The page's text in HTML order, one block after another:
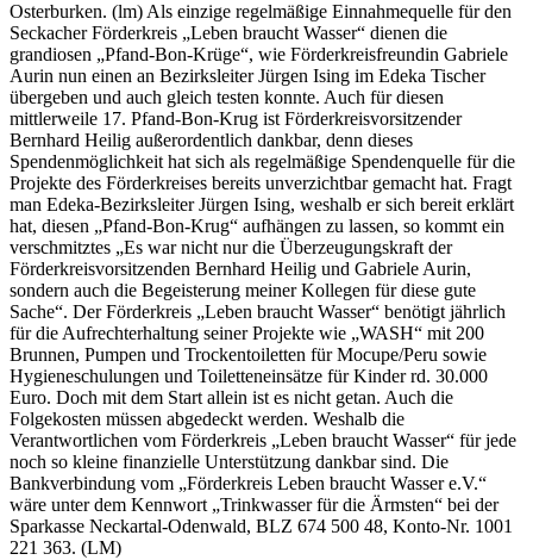
Osterburken. (lm) Als einzige regelmäßige Einnahmequelle für den
Seckacher Förderkreis „Leben braucht Wasser“ dienen die
grandiosen „Pfand-Bon-Krüge“, wie Förderkreisfreundin Gabriele
Aurin nun einen an Bezirksleiter Jürgen Ising im Edeka Tischer
übergeben und auch gleich testen konnte. Auch für diesen
mittlerweile 17. Pfand-Bon-Krug ist Förderkreisvorsitzender
Bernhard Heilig außerordentlich dankbar, denn dieses
Spendenmöglichkeit hat sich als regelmäßige Spendenquelle für die
Projekte des Förderkreises bereits unverzichtbar gemacht hat. Fragt
man Edeka-Bezirksleiter Jürgen Ising, weshalb er sich bereit erklärt
hat, diesen „Pfand-Bon-Krug“ aufhängen zu lassen, so kommt ein
verschmitztes „Es war nicht nur die Überzeugungskraft der
Förderkreisvorsitzenden Bernhard Heilig und Gabriele Aurin,
sondern auch die Begeisterung meiner Kollegen für diese gute
Sache“. Der Förderkreis „Leben braucht Wasser“ benötigt jährlich
für die Aufrechterhaltung seiner Projekte wie „WASH“ mit 200
Brunnen, Pumpen und Trockentoiletten für Mocupe/Peru sowie
Hygieneschulungen und Toiletteneinsätze für Kinder rd. 30.000
Euro. Doch mit dem Start allein ist es nicht getan. Auch die
Folgekosten müssen abgedeckt werden. Weshalb die
Verantwortlichen vom Förderkreis „Leben braucht Wasser“ für jede
noch so kleine finanzielle Unterstützung dankbar sind. Die
Bankverbindung vom „Förderkreis Leben braucht Wasser e.V.“
wäre unter dem Kennwort „Trinkwasser für die Ärmsten“ bei der
Sparkasse Neckartal-Odenwald, BLZ 674 500 48, Konto-Nr. 1001
221 363. (LM)